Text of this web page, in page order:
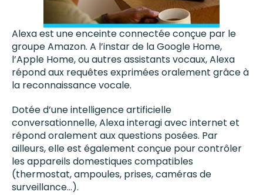
Alexa est une enceinte connectée conçue par le
groupe Amazon. A l’instar de la Google Home,
l’Apple Home, ou autres assistants vocaux, Alexa
répond aux requêtes exprimées oralement grâce à
la reconnaissance vocale.
Dotée d’une intelligence artificielle
conversationnelle, Alexa interagi avec internet et
répond oralement aux questions posées. Par
ailleurs, elle est également conçue pour contrôler
les appareils domestiques compatibles
(thermostat, ampoules, prises, caméras de
surveillance…).